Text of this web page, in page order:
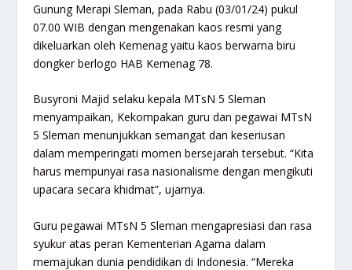
Gunung Merapi Sleman, pada Rabu (03/01/24) pukul
07.00 WIB dengan mengenakan kaos resmi yang
dikeluarkan oleh Kemenag yaitu kaos berwarna biru
dongker berlogo HAB Kemenag 78.
Busyroni Majid selaku kepala MTsN 5 Sleman
menyampaikan, Kekompakan guru dan pegawai MTsN
5 Sleman menunjukkan semangat dan keseriusan
dalam memperingati momen bersejarah tersebut. “Kita
harus mempunyai rasa nasionalisme dengan mengikuti
upacara secara khidmat”, ujarnya.
Guru pegawai MTsN 5 Sleman mengapresiasi dan rasa
syukur atas peran Kementerian Agama dalam
memajukan dunia pendidikan di Indonesia. “Mereka